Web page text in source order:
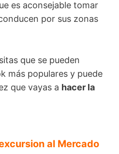
es aconsejable tomar
por sus zonas
que se pueden
más populares y puede
que vayas a hacer la
al Mercado